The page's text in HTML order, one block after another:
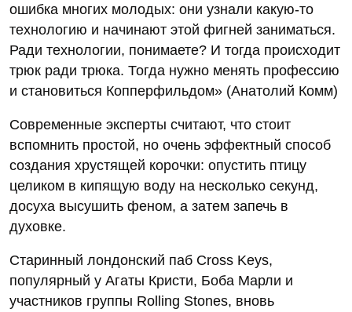
ошибка многих молодых: они узнали какую-то
технологию и начинают этой фигней заниматься.
Ради технологии, понимаете? И тогда происходит
трюк ради трюка. Тогда нужно менять профессию
и становиться Копперфильдом» (Анатолий Комм)
Современные эксперты считают, что стоит
вспомнить простой, но очень эффектный способ
создания хрустящей корочки: опустить птицу
целиком в кипящую воду на несколько секунд,
досуха высушить феном, а затем запечь в
духовке.
Старинный лондонский паб Cross Keys,
популярный у Агаты Кристи, Боба Марли и
участников группы Rolling Stones, вновь